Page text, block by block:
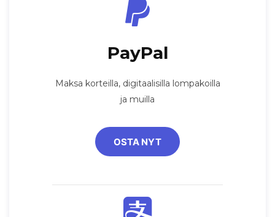
PayPal
Maksa korteilla, digitaalisilla lompakoilla
ja muilla
OSTA NYT